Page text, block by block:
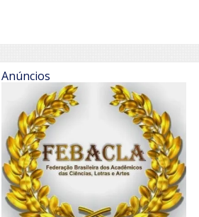
Anúncios